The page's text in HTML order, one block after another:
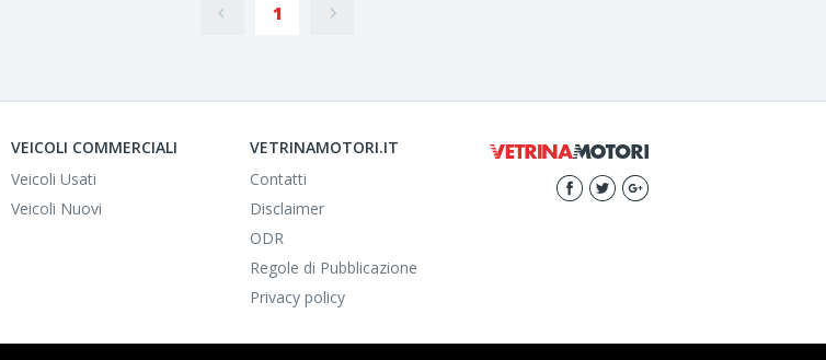
1
VEICOLI COMMERCIALI
Veicoli Usati
Veicoli Nuovi
VETRINAMOTORI.IT
Contatti
Disclaimer
ODR
Regole di Pubblicazione
Privacy policy